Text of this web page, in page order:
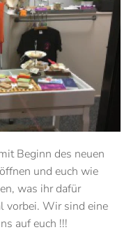
Beginn des neuen
und euch wie
was ihr dafür
vorbei. Wir sind eine
auf euch !!!